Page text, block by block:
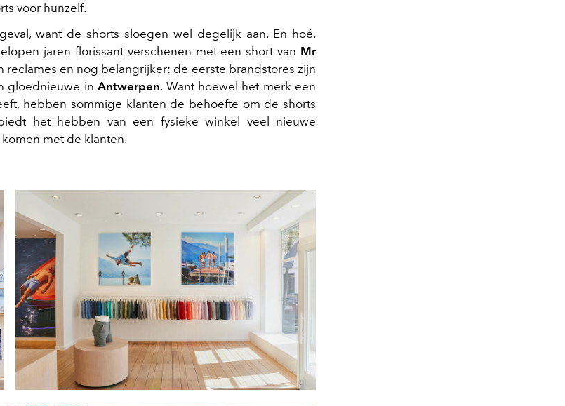
voor hunzelf.
want de shorts sloegen wel degelijk aan. En hoé.
jaren florissant verschenen met een short van Mr
reclames en nog belangrijker: de eerste brandstores zijn
gloednieuwe inAntwerpen. Want hoewel het merk een
hebben sommige klanten de behoefte om de shorts
het hebben van een fysieke winkel veel nieuwe
met de klanten.